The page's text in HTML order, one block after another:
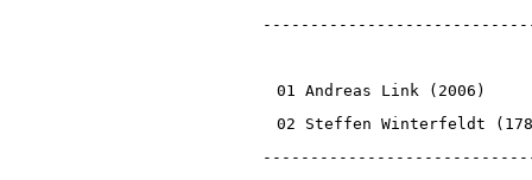
01 Andreas Link (2006)
02 Steffen Winterfeldt